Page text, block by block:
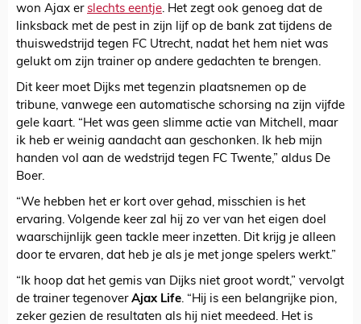
won Ajax er slechts eentje. Het zegt ook genoeg dat de
linksback met de pest in zijn lijf op de bank zat tijdens de
thuiswedstrijd tegen FC Utrecht, nadat het hem niet was
gelukt om zijn trainer op andere gedachten te brengen.
Dit keer moet Dijks met tegenzin plaatsnemen op de
tribune, vanwege een automatische schorsing na zijn vijfde
gele kaart. “Het was geen slimme actie van Mitchell, maar
ik heb er weinig aandacht aan geschonken. Ik heb mijn
handen vol aan de wedstrijd tegen FC Twente,” aldus De
Boer.
“We hebben het er kort over gehad, misschien is het
ervaring. Volgende keer zal hij zo ver van het eigen doel
waarschijnlijk geen tackle meer inzetten. Dit krijg je alleen
door te ervaren, dat heb je als je met jonge spelers werkt.”
“Ik hoop dat het gemis van Dijks niet groot wordt,” vervolgt
de trainer tegenover Ajax Life. “Hij is een belangrijke pion,
zeker gezien de resultaten als hij niet meedeed. Het is